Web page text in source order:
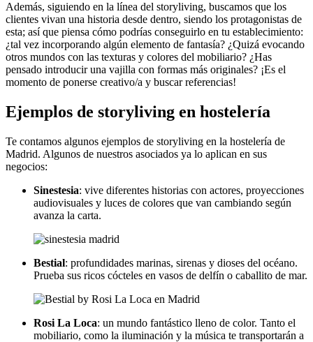
Además, siguiendo en la línea del storyliving, buscamos que los
clientes vivan una historia desde dentro, siendo los protagonistas de
esta; así que piensa cómo podrías conseguirlo en tu establecimiento:
¿tal vez incorporando algún elemento de fantasía? ¿Quizá evocando
otros mundos con las texturas y colores del mobiliario? ¿Has
pensado introducir una vajilla con formas más originales? ¡Es el
momento de ponerse creativo/a y buscar referencias!
Ejemplos de storyliving en hostelería
Te contamos algunos ejemplos de storyliving en la hostelería de
Madrid. Algunos de nuestros asociados ya lo aplican en sus
negocios:
Sinestesia: vive diferentes historias con actores, proyecciones
audiovisuales y luces de colores que van cambiando según
avanza la carta.
Bestial: profundidades marinas, sirenas y dioses del océano.
Prueba sus ricos cócteles en vasos de delfín o caballito de mar.
Rosi La Loca: un mundo fantástico lleno de color. Tanto el
mobiliario, como la iluminación y la música te transportarán a